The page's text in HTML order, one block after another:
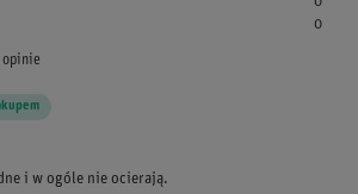
0
opinie
i w ogóle nie ocierają.